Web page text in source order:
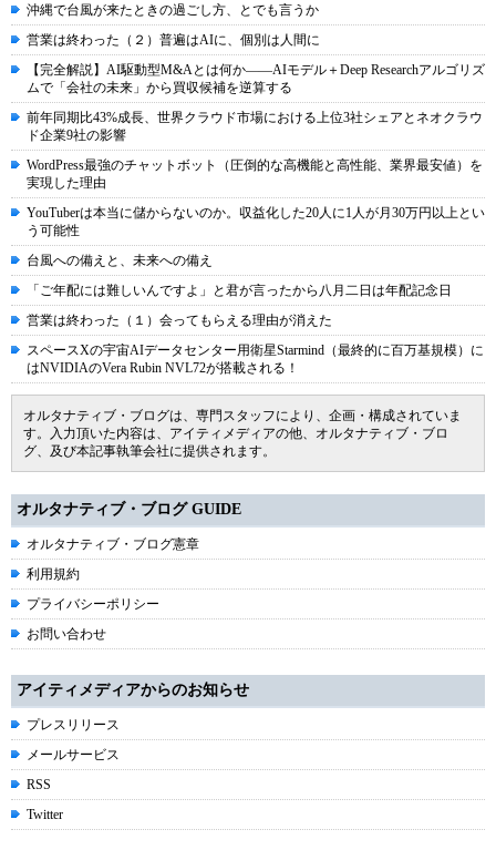
沖縄で台風が来たときの過ごし方、とでも言うか
営業は終わった（２）普遍はAIに、個別は人間に
【完全解説】AI駆動型M&Aとは何か――AIモデル＋Deep Researchアルゴリズ
ムで「会社の未来」から買収候補を逆算する
前年同期比43%成長、世界クラウド市場における上位3社シェアとネオクラウ
ド企業9社の影響
WordPress最強のチャットボット（圧倒的な高機能と高性能、業界最安値）を
実現した理由
YouTuberは本当に儲からないのか。収益化した20人に1人が月30万円以上とい
う可能性
台風への備えと、未来への備え
「ご年配には難しいんですよ」と君が言ったから八月二日は年配記念日
営業は終わった（１）会ってもらえる理由が消えた
スペースXの宇宙AIデータセンター用衛星Starmind（最終的に百万基規模）に
はNVIDIAのVera Rubin NVL72が搭載される！
オルタナティブ・ブログは、専門スタッフにより、企画・構成されていま
す。入力頂いた内容は、アイティメディアの他、オルタナティブ・ブロ
グ、及び本記事執筆会社に提供されます。
オルタナティブ・ブログ GUIDE
オルタナティブ・ブログ憲章
利用規約
プライバシーポリシー
お問い合わせ
アイティメディアからのお知らせ
プレスリリース
メールサービス
RSS
Twitter